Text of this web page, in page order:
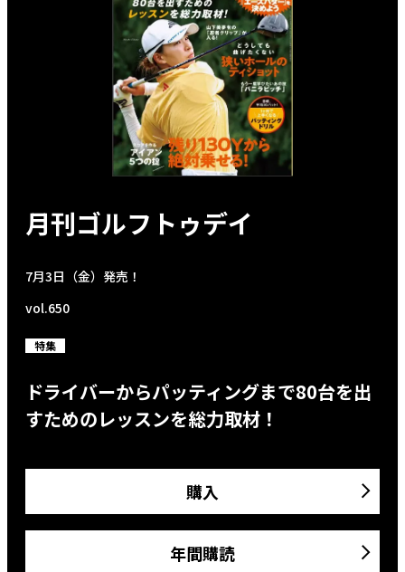
月刊ゴルフトゥデイ
7月3日（金）発売！
vol.650
特集
ドライバーからパッティングまで80台を出
すためのレッスンを総力取材！
購入
年間購読